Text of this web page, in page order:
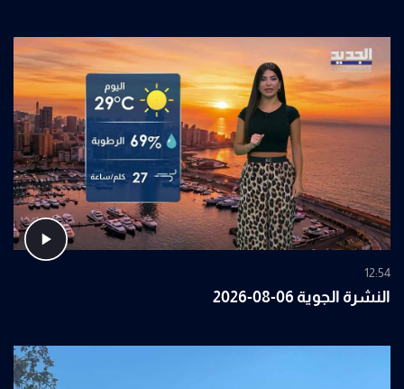
12:54
النشرة الجوية 06-08-2026